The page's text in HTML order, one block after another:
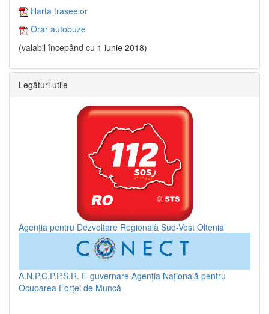
Harta traseelor
Orar autobuze
(valabil începând cu 1 iunie 2018)
Legături utile
Agenția pentru Dezvoltare Regională Sud-Vest Oltenia
A.N.P.C.P.P.S.R. E-guvernare Agenția Națională pentru
Ocuparea Forței de Muncă